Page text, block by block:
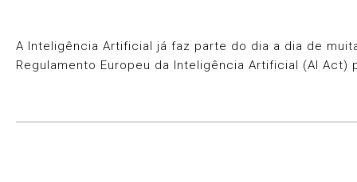
A Inteligência Artificial já faz parte do dia a dia de
Regulamento Europeu da Inteligência Artificial (AI